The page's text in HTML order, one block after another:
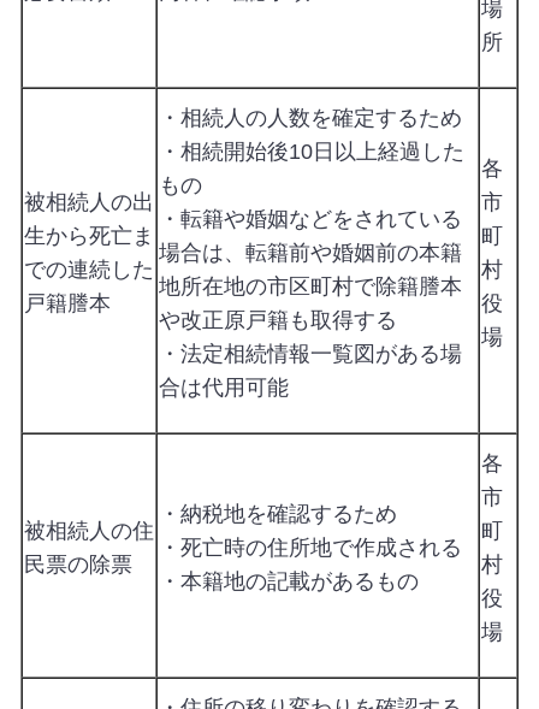
場
所
被相続人の出
生から死亡ま
での連続した
戸籍謄本
・相続人の人数を確定するため
・相続開始後10日以上経過した
もの
・転籍や婚姻などをされている
場合は、転籍前や婚姻前の本籍
地所在地の市区町村で除籍謄本
や改正原戸籍も取得する
・法定相続情報一覧図がある場
合は代用可能
各
市
町
村
役
場
被相続人の住
民票の除票
・納税地を確認するため
・死亡時の住所地で作成される
・本籍地の記載があるもの
各
市
町
村
役
場